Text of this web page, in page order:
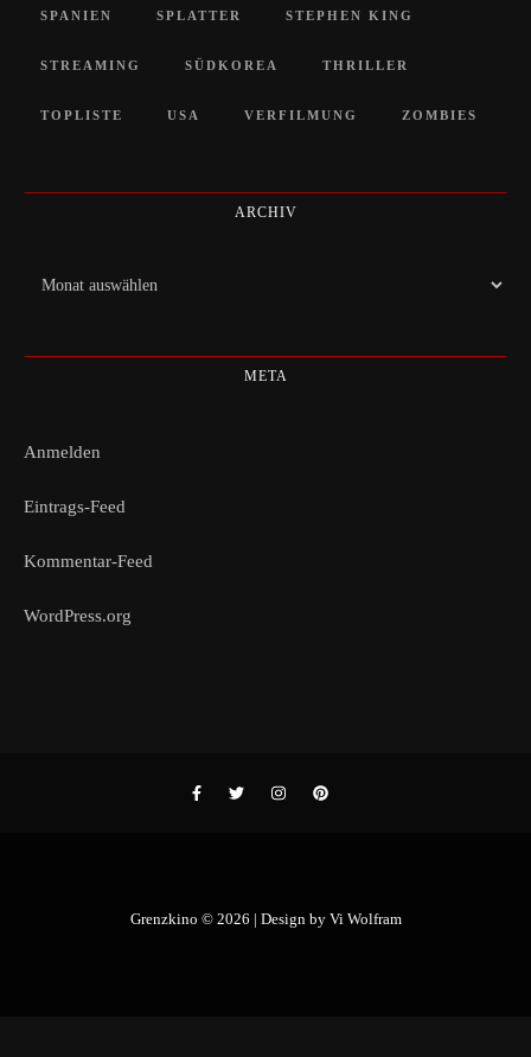
SPANIEN SPLATTER STEPHEN KING
STREAMING SÜDKOREA THRILLER
TOPLISTE USA VERFILMUNG ZOMBIES
ARCHIV
Archiv
META
Anmelden
Eintrags-Feed
Kommentar-Feed
WordPress.org
Grenzkino © 2026 | Design by Vi Wolfram